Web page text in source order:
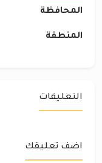
المحافظة
المنطقة
التعليقات
اضف تعليقك